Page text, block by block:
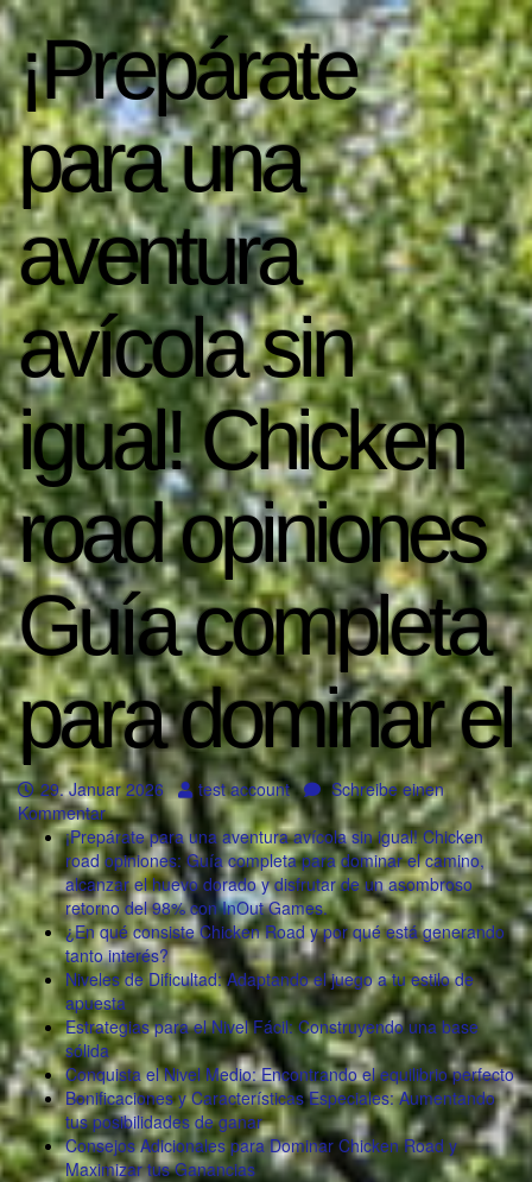
¡Prepárate
para una
aventura
avícola sin
igual! Chicken
road opiniones
Guía completa
para dominar el
29. Januar 2026 test account
Schreibe einen
Kommentar
¡Prepárate para una aventura avícola sin igual! Chicken
road opiniones: Guía completa para dominar el camino,
alcanzar el huevo dorado y disfrutar de un asombroso
retorno del 98% con InOut Games.
¿En qué consiste Chicken Road y por qué está generando
tanto interés?
Niveles de Dificultad: Adaptando el juego a tu estilo de
apuesta
Estrategias para el Nivel Fácil: Construyendo una base
sólida
Conquista el Nivel Medio: Encontrando el equilibrio perfecto
Bonificaciones y Características Especiales: Aumentando
tus posibilidades de ganar
Consejos Adicionales para Dominar Chicken Road y
Maximizar tus Ganancias